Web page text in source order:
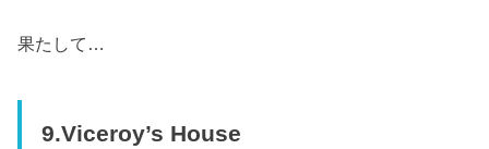
果たして…
9.Viceroy’s House